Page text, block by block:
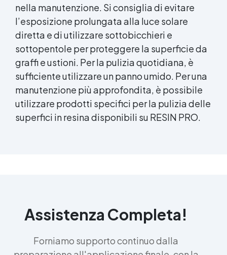
nella manutenzione. Si consiglia di evitare
l’esposizione prolungata alla luce solare
diretta e di utilizzare sottobicchieri e
sottopentole per proteggere la superficie da
graffi e ustioni. Per la pulizia quotidiana, è
sufficiente utilizzare un panno umido. Per una
manutenzione più approfondita, è possibile
utilizzare prodotti specifici per la pulizia delle
superfici in resina disponibili su RESIN PRO.
Assistenza Completa!
Forniamo supporto continuo dalla